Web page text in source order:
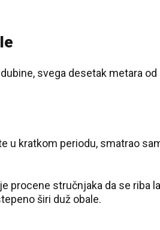
svega desetak metara od
u kratkom periodu, smatrao
procene stručnjaka da se riba
širi duž obale.